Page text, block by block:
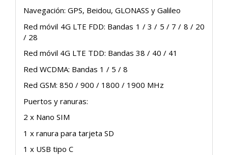
Navegación: GPS, Beidou, GLONASS y Galileo
Red móvil 4G LTE FDD: Bandas 1 / 3 / 5 / 7 / 8 / 20
/ 28
Red móvil 4G LTE TDD: Bandas 38 / 40 / 41
Red WCDMA: Bandas 1 / 5 / 8
Red GSM: 850 / 900 / 1800 / 1900 MHz
Puertos y ranuras:
2 x Nano SIM
1 x ranura para tarjeta SD
1 x USB tipo C